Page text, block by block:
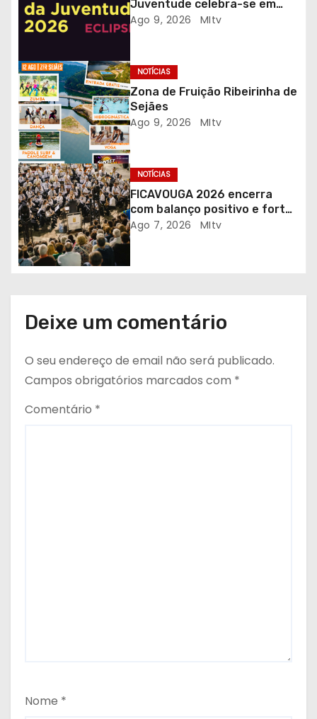
a
r
t
i
g
o
s
Juventude celebra-se em
Gaia com desporto, música e
Ago 9, 2026 MItv
NOTÍCIAS
Zona de Fruição Ribeirinha de
Sejães
Ago 9, 2026 MItv
NOTÍCIAS
FICAVOUGA 2026 encerra
com balanço positivo e forte
adesão da comunidade
Ago 7, 2026 MItv
Deixe um comentário
O seu endereço de email não será publicado.
Campos obrigatórios marcados com *
Comentário *
Nome *